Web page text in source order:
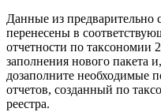
Данные из предварительно
перенесены в
отчетности по таксономии
заполнения нового пакета
дозаполните необходимые
отчетов, созданный по
реестра.